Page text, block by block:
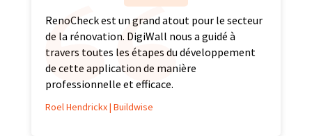
RenoCheck est un grand atout pour le secteur
de la rénovation. DigiWall nous a guidé à
travers toutes les étapes du développement
de cette application de manière
professionnelle et efficace.
Roel Hendrickx | Buildwise